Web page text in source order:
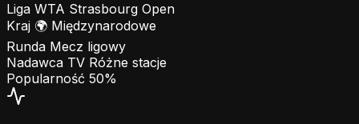
Liga WTA Strasbourg Open
Kraj 🌍 Międzynarodowe
Runda Mecz ligowy
Nadawca TV Różne stacje
Popularność 50%